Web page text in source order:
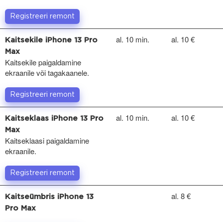
Registreeri remont
Kaitsekile iPhone 13 Pro
Max
Kaitsekile paigaldamine
ekraanile või tagakaanele.
al. 10 min. al. 10 €
Registreeri remont
Kaitseklaas iPhone 13 Pro
Max
Kaitseklaasi paigaldamine
ekraanile.
al. 10 min. al. 10 €
Registreeri remont
Kaitseümbris iPhone 13
Pro Max
al. 8 €